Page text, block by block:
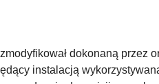
dokonaną przez
instalacją